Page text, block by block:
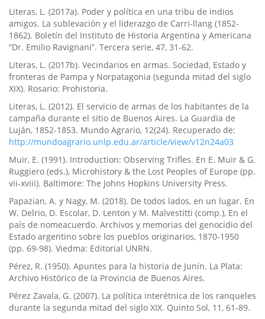
Literas, L. (2017a). Poder y polí­tica en una tribu de indios
amigos. La sublevación y el liderazgo de Carri-llang (1852-
1862). Boletí­n del Instituto de Historia Argentina y Americana
“Dr. Emilio Ravignani”. Tercera serie, 47, 31-62.
Literas, L. (2017b). Vecindarios en armas. Sociedad, Estado y
fronteras de Pampa y Norpatagonia (segunda mitad del siglo
XIX). Rosario: Prohistoria.
Literas, L. (2012). El servicio de armas de los habitantes de la
campaña durante el sitio de Buenos Aires. La Guardia de
Luján, 1852-1853. Mundo Agrario, 12(24). Recuperado de:
http://mundoagrario.unlp.edu.ar/article/view/v12n24a03
Muir, E. (1991). Introduction: Observing Trifles. En E. Muir & G.
Ruggiero (eds.), Microhistory & the Lost Peoples of Europe (pp.
vii-xviii). Baltimore: The Johns Hopkins University Press.
Papazian, A. y Nagy, M. (2018). De todos lados, en un lugar. En
W. Delrio, D. Escolar, D. Lenton y M. Malvestitti (comp.), En el
paí­s de nomeacuerdo. Archivos y memorias del genocidio del
Estado argentino sobre los pueblos originarios, 1870-1950
(pp. 69-98). Viedma: Editorial UNRN.
Pérez, R. (1950). Apuntes para la historia de Juní­n. La Plata:
Archivo Histórico de la Provincia de Buenos Aires.
Pérez Zavala, G. (2007). La polí­tica interétnica de los ranqueles
durante la segunda mitad del siglo XIX. Quinto Sol, 11, 61-89.